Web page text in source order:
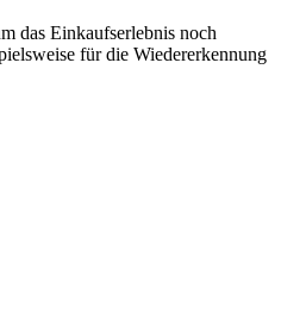
das Einkaufserlebnis noch
für die Wiedererkennung